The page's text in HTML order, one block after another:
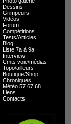
Dessins
Grimpeurs
Vidéos
Forum
Compétitions
Tests/Articles
Blog
Liste 7a à 9a
Interview
Cmts voie/médias
Topo/ailleurs
Boutique/Shop
Chroniques
Météo 57 67 68
Liens
Contacts